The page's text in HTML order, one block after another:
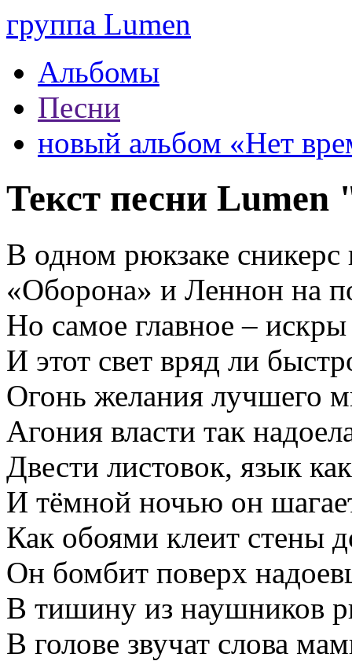
группа Lumen
Альбомы
Песни
новый альбом «Нет
Текст песни
В одном рюкзаке
«Оборона» и Леннон на
Но самое главное – искры
И этот свет вряд ли
Огонь желания лучшего
Агония власти так
Двести листовок, язык
И тёмной ночью он
Как обоями клеит стены
Он бомбит поверх
В тишину из наушников
В голове звучат слова